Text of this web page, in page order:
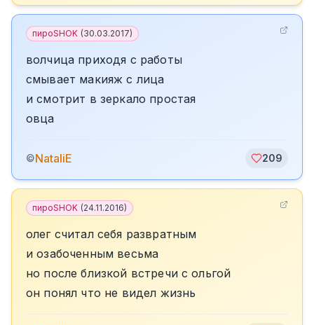
пироSHOK (30.03.2017)
волчица приходя с работы
смывает макияж с лица
и смотрит в зеркало простая
овца
©NataliE 209
пироSHOK (24.11.2016)
олег считал себя развратным
и озабоченным весьма
но после близкой встречи с ольгой
он понял что не видел жизнь